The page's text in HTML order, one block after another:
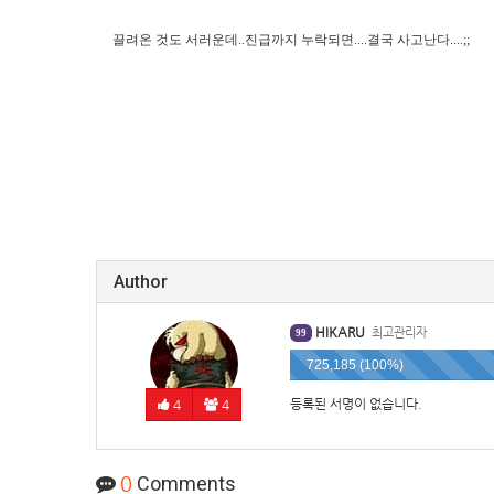
끌려온 것도 서러운데..진급까지 누락되면....결국 사고난다....;;
Author
4 4
99 HIKARU 최고관리자
725,185 (100%)
등록된 서명이 없습니다.
0 Comments